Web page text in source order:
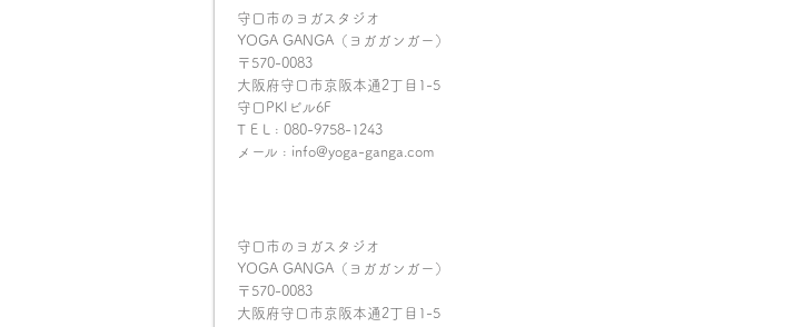
守口市のヨガスタジオ
YOGA GANGA（ヨガガンガー）
〒570-0083
大阪府守口市京阪本通2丁目1-5
守口PKIビル6F
T E L : 080-9758-1243
メール : info@yoga-ganga.com
守口市のヨガスタジオ
YOGA GANGA（ヨガガンガー）
〒570-0083
大阪府守口市京阪本通2丁目1-5